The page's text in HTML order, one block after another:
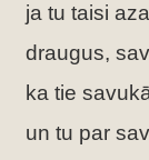
ja tu taisi
draugus,
ka tie
un tu par